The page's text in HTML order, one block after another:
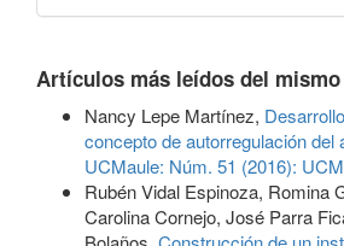
Artículos más leídos del
Nancy Lepe Martínez,
concepto de autorregulación del
UCMaule: Núm. 51 (2016):
Rubén Vidal Espinoza, Romina
Carolina Cornejo, José Parra